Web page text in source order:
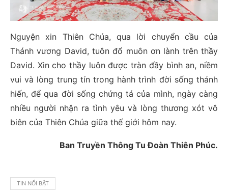
Nguyện xin Thiên Chúa, qua lời chuyển cầu của
Thánh vương David, tuôn đổ muôn ơn lành trên thầy
David. Xin cho thầy luôn được tràn đầy bình an, niềm
vui và lòng trung tín trong hành trình đời sống thánh
hiến, để qua đời sống chứng tá của mình, ngày càng
nhiều người nhận ra tình yêu và lòng thương xót vô
biên của Thiên Chúa giữa thế giới hôm nay.
Ban Truyền Thông Tu Đoàn Thiên Phúc.
TIN NỔI BẬT